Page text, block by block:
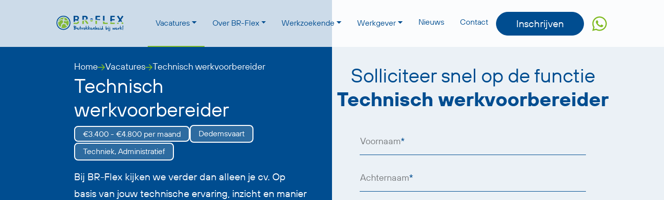
Vacatures Over BR-Flex Werkzoekende Werkgever Nieuws Contact Inschrijven
Home Vacatures Technisch werkvoorbereider
Technisch
werkvoorbereider
€3.400 - €4.800 per maand
Dedemsvaart
Techniek, Administratief
Bij BR-Flex kijken we verder dan alleen je cv. Op
basis van jouw technische ervaring, inzicht en manier
Solliciteer snel op de functie
Technisch werkvoorbereider
Voornaam*
Achternaam*